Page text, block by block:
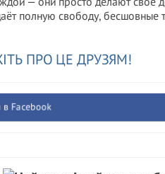
полную свободу, бесшовные
ПРО ЦЕ ДРУЗЯМ!
в Facebook